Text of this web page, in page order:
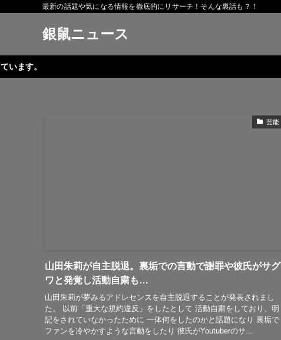
最新の話題や気になる情報を徹底的にリサーチ！そんな裏話も？！
銀鼠ニュース
芸能
山田朱莉が自主脱退。裏垢での言動で謝罪や彼氏がサグ
ワと発覚し活動自粛も…
山田朱莉が夢みるアドレセンスを自主脱退することが発表されまし
た。 以前「重大な規約違反」をしたとして 活動自粛をしており、明
記をされていなかったために 一体何をしたのかと話題になり 裏垢で
ファンを冷やかすような言動をしたり 彼氏がYoutuberのサ...